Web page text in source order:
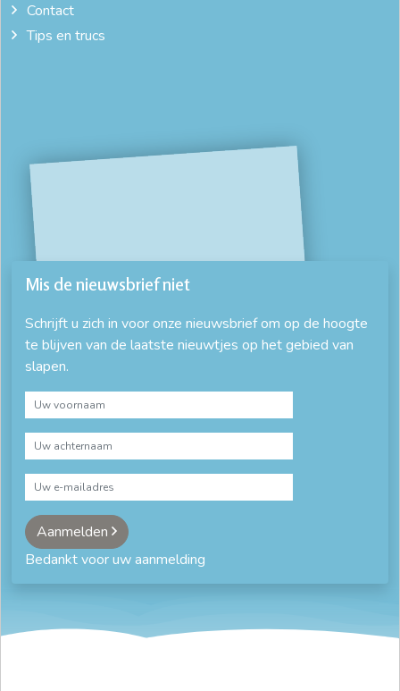
Contact
Tips en trucs
Mis de nieuwsbrief niet
Schrijft u zich in voor onze nieuwsbrief om op de hoogte
te blijven van de laatste nieuwtjes op het gebied van
slapen.
Aanmelden
Bedankt voor uw aanmelding